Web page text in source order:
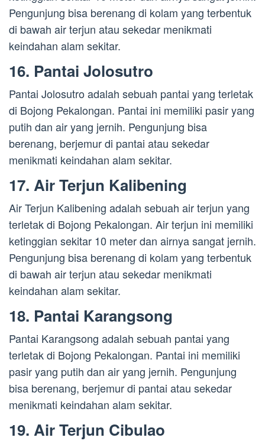
Pengunjung bisa berenang di kolam yang terbentuk
di bawah air terjun atau sekedar menikmati
keindahan alam sekitar.
16. Pantai Jolosutro
Pantai Jolosutro adalah sebuah pantai yang terletak
di Bojong Pekalongan. Pantai ini memiliki pasir yang
putih dan air yang jernih. Pengunjung bisa
berenang, berjemur di pantai atau sekedar
menikmati keindahan alam sekitar.
17. Air Terjun Kalibening
Air Terjun Kalibening adalah sebuah air terjun yang
terletak di Bojong Pekalongan. Air terjun ini memiliki
ketinggian sekitar 10 meter dan airnya sangat jernih.
Pengunjung bisa berenang di kolam yang terbentuk
di bawah air terjun atau sekedar menikmati
keindahan alam sekitar.
18. Pantai Karangsong
Pantai Karangsong adalah sebuah pantai yang
terletak di Bojong Pekalongan. Pantai ini memiliki
pasir yang putih dan air yang jernih. Pengunjung
bisa berenang, berjemur di pantai atau sekedar
menikmati keindahan alam sekitar.
19. Air Terjun Cibulao